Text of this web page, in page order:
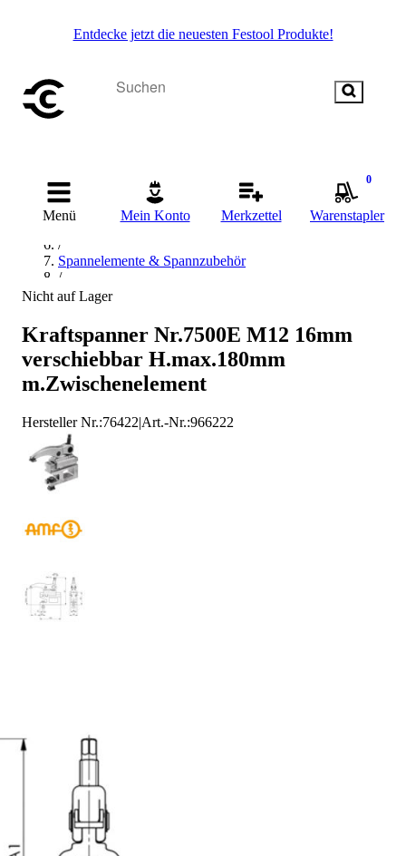
Entdecke jetzt die neuesten Festool Produkte!
Menü Mein Konto Merkzettel
0
Warenstapler
/
Handwerkzeug
/
/
Spannelemente & Spannzubehör
/
Kraftspanner & Zubehör
Kraftspanner
/
AMF Kraftspanner
Nicht auf Lager
Kraftspanner Nr.7500E M12 16mm
verschiebbar H.max.180mm
m.Zwischenelement
Hersteller Nr.:76422|Art.-Nr.:966222